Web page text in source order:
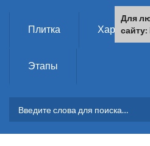
Перейти к основному содержанию
Плитка
Этапы
ФОРМА ПОИСКА
Для
сайту: